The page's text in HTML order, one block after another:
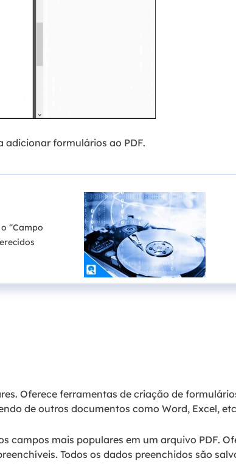
formulários ao PDF.
“Campo
Oferece ferramentas de criação de
de outros documentos como Word, Excel,
campos mais populares em um arquivo PDF.
Todos os dados preenchidos são